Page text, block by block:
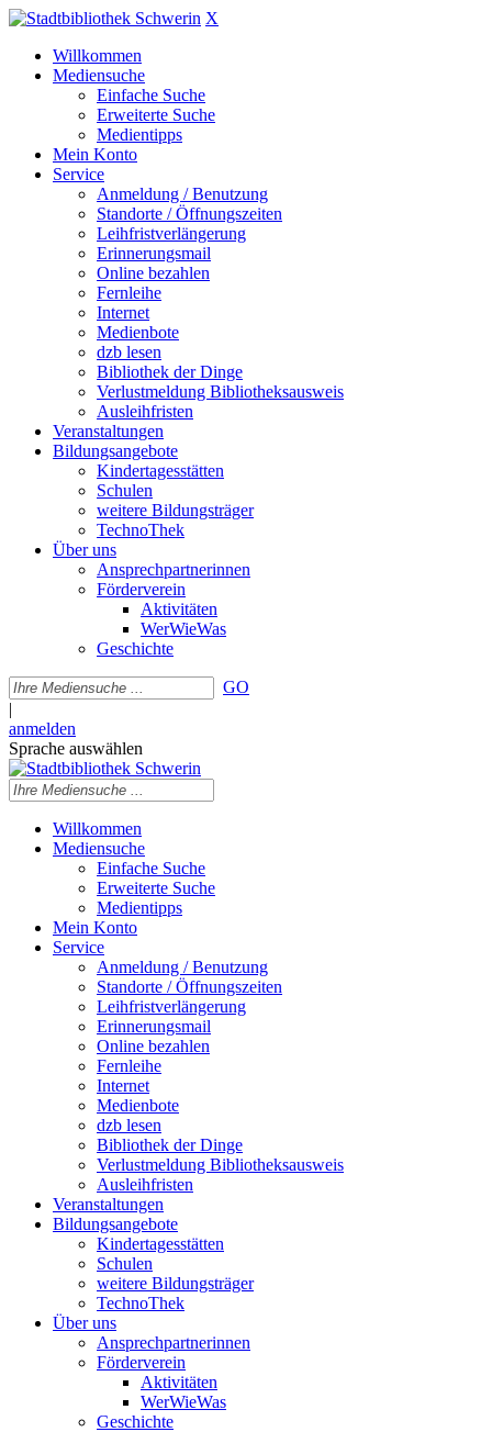
X
Willkommen
Mediensuche
Einfache Suche
Erweiterte Suche
Medientipps
Mein Konto
Service
Anmeldung / Benutzung
Standorte / Öffnungszeiten
Leihfristverlängerung
Erinnerungsmail
Online bezahlen
Fernleihe
Internet
Medienbote
dzb lesen
Bibliothek der Dinge
Verlustmeldung Bibliotheksausweis
Ausleihfristen
Veranstaltungen
Bildungsangebote
Kindertagesstätten
Schulen
weitere Bildungsträger
TechnoThek
Über uns
Ansprechpartnerinnen
Förderverein
Aktivitäten
WerWieWas
Geschichte
GO
|
anmelden
Sprache auswählen
Willkommen
Mediensuche
Einfache Suche
Erweiterte Suche
Medientipps
Mein Konto
Service
Anmeldung / Benutzung
Standorte / Öffnungszeiten
Leihfristverlängerung
Erinnerungsmail
Online bezahlen
Fernleihe
Internet
Medienbote
dzb lesen
Bibliothek der Dinge
Verlustmeldung Bibliotheksausweis
Ausleihfristen
Veranstaltungen
Bildungsangebote
Kindertagesstätten
Schulen
weitere Bildungsträger
TechnoThek
Über uns
Ansprechpartnerinnen
Förderverein
Aktivitäten
WerWieWas
Geschichte